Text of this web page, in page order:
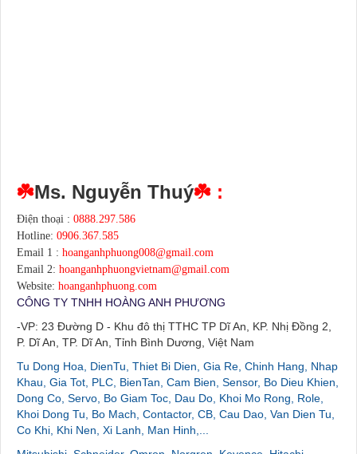
☘️Ms. Nguyễn Thuý☘️ :
Điện thoại : 0888.297.586
Hotline: 0906.367.585
Email 1 : hoanganhphuong008@gmail.com
Email 2: hoanganhphuongvietnam@gmail.com
Website: hoanganhphuong.com
CÔNG TY TNHH HOÀNG ANH PHƯƠNG
-VP: 23 Đường D - Khu đô thị TTHC TP Dĩ An, KP. Nhị Đồng 2,
P. Dĩ An, TP. Dĩ An, Tỉnh Bình Dương, Việt Nam
Tu Dong Hoa, DienTu, Thiet Bi Dien, Gia Re, Chinh Hang, Nhap
Khau, Gia Tot, PLC, BienTan, Cam Bien, Sensor, Bo Dieu Khien,
Dong Co, Servo, Bo Giam Toc, Dau Do, Khoi Mo Rong, Role,
Khoi Dong Tu, Bo Mach, Contactor, CB, Cau Dao, Van Dien Tu,
Co Khi, Khi Nen, Xi Lanh, Man Hinh,...